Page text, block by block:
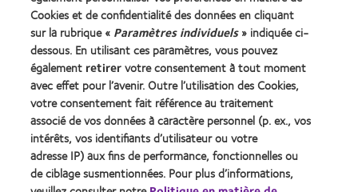
Politique de confidentialité
Cookies
Conditions d'utilisation
Décret 2013
identifiant unique délivré par l'Agence de la transition
écologique (ADEME) : FR217780_01DQPP
Gérer les préférences relatives au consentement
Cookies et de confidentialité des données en cliquant
sur la rubrique « Paramètres individuels» indiquée ci-
dessous. En utilisant ces paramètres, vous pouvez
également retirervotre consentement à tout moment
avec effet pour l’avenir. Outre l’utilisation des Cookies,
votre consentement fait référence au traitement
associé de vos données à caractère personnel (p. ex., vos
intérêts, vos identifiants d’utilisateur ou votre
adresse IP) aux fins de performance, fonctionnelles ou
de ciblage susmentionnées. Pour plus d’informations,